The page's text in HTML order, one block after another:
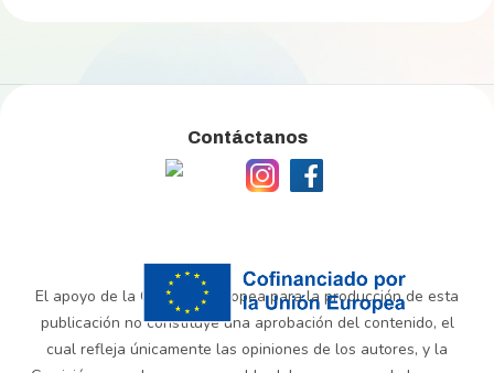
Contáctanos
El apoyo de la Comisión Europea para la producción de esta
publicación no constituye una aprobación del contenido, el
cual refleja únicamente las opiniones de los autores, y la